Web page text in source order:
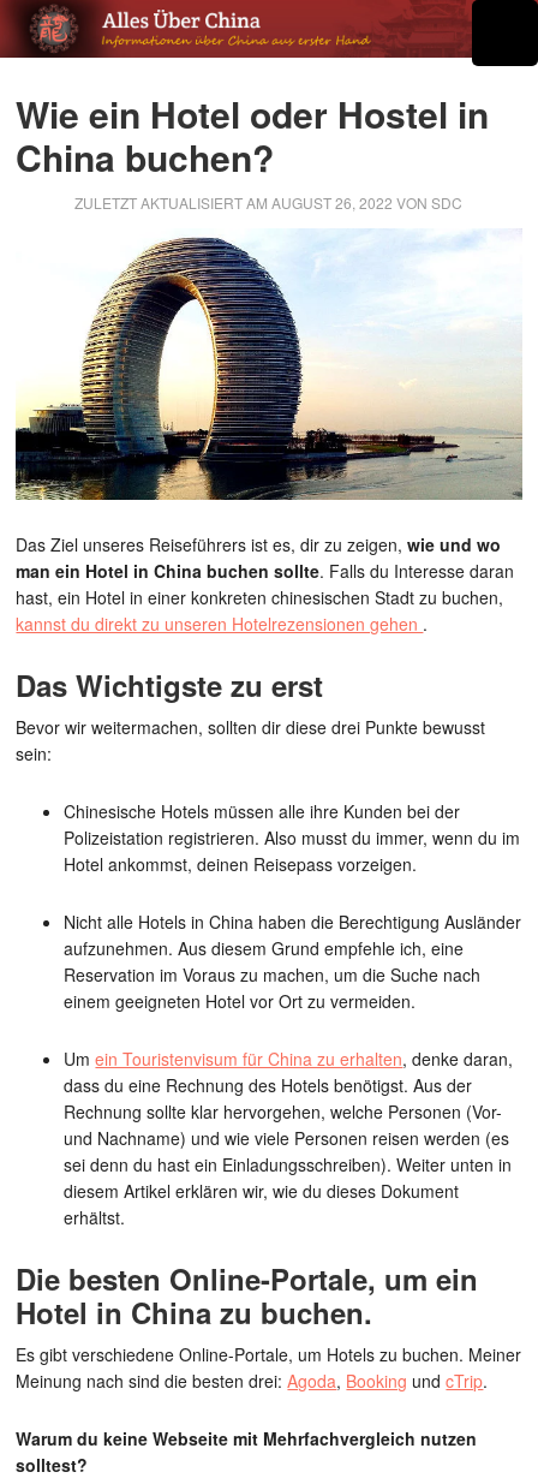
Wie ein Hotel oder Hostel in
China buchen?
ZULETZT AKTUALISIERT AMAUGUST 26, 2022 VONSDC
Das Ziel unseres Reiseführers ist es, dir zu zeigen, wie und wo
man ein Hotel in China buchen sollte. Falls du Interesse daran
hast, ein Hotel in einer konkreten chinesischen Stadt zu buchen,
kannst du direkt zu unseren Hotelrezensionen gehen .
Das Wichtigste zu erst
Bevor wir weitermachen, sollten dir diese drei Punkte bewusst
sein:
Chinesische Hotels müssen alle ihre Kunden bei der
Polizeistation registrieren. Also musst du immer, wenn du im
Hotel ankommst, deinen Reisepass vorzeigen.
Nicht alle Hotels in China haben die Berechtigung Ausländer
aufzunehmen. Aus diesem Grund empfehle ich, eine
Reservation im Voraus zu machen, um die Suche nach
einem geeigneten Hotel vor Ort zu vermeiden.
Umein Touristenvisum für China zu erhalten, denke daran,
dass du eine Rechnung des Hotels benötigst. Aus der
Rechnung sollte klar hervorgehen, welche Personen (Vor-
und Nachname) und wie viele Personen reisen werden (es
sei denn du hast ein Einladungsschreiben). Weiter unten in
diesem Artikel erklären wir, wie du dieses Dokument
erhältst.
Die besten Online-Portale, um ein
Hotel in China zu buchen.
Es gibt verschiedene Online-Portale, um Hotels zu buchen. Meiner
Meinung nach sind die besten drei:Agoda, Booking undcTrip.
Warum du keine Webseite mit Mehrfachvergleich nutzen
solltest?